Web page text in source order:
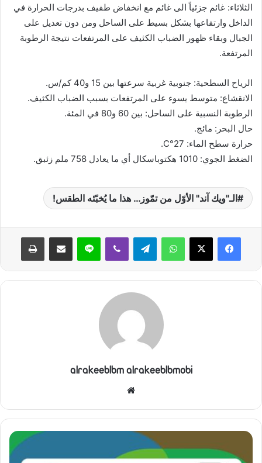
الثلاثاء: غائم جزئياً الى غائم مع انخفاض طفيف بدرجات الحرارة في
الداخل وارتفاعها بشكل بسيط على الساحل ومن دون تعديل على
الجبال وبقاء ظهور الضباب الكثيف على المرتفعات نتيجة الرطوبة
المرتفعة.
الرياح السطحية: جنوبية غربية سرعتها بين 15 و40 كم/س.
الانقشاع: متوسط يسوء على المرتفعات بسبب الضباب الكثيف.
الرطوبة النسبية على الساحل: بين 60 و80 في المئة.
حال البحر: مائج.
حرارة سطح الماء: 27°C.
الضغط الجوي: 1010 هكتوباسكال أي ما يعادل 758 ملم زئبق.
الـ"ويك آند" الأوّل من تمّوز… هذا ما يُخبّئه الطقس!
واتساب تيلقرام ڤايبر لاين مشاركة عبر البريد طباعة
alrakeeblbm alrakeeblbmobi